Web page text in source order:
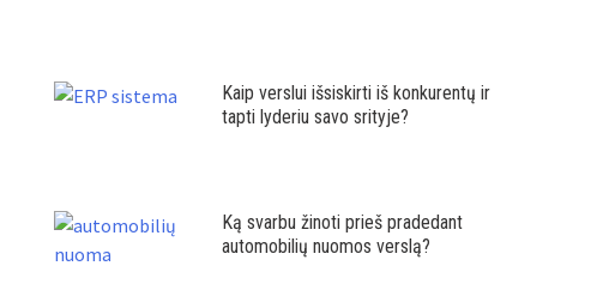
Kaip verslui išsiskirti iš konkurentų ir
tapti lyderiu savo srityje?
Ką svarbu žinoti prieš pradedant
automobilių nuomos verslą?